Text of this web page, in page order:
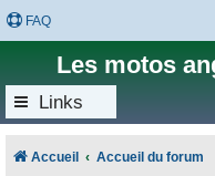
FAQ
Les motos
Links
Accueil Accueil du forum